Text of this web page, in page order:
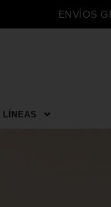
ENVÍOS
LÍNEAS